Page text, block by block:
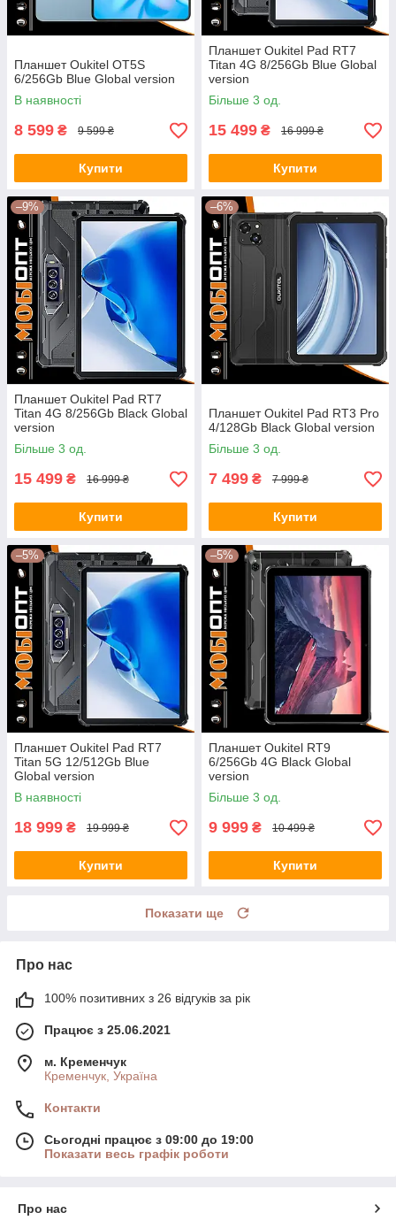
Планшет Oukitel OT5S
6/256Gb Blue Global version
В наявності
8 599 ₴ 9 599 ₴
Купити
Планшет Oukitel Pad RT7
Titan 4G 8/256Gb Blue Global
version
Більше 3 од.
15 499 ₴ 16 999 ₴
Купити
–9%
Планшет Oukitel Pad RT7
Titan 4G 8/256Gb Black Global
version
Більше 3 од.
15 499 ₴ 16 999 ₴
Купити
–6%
Планшет Oukitel Pad RT3 Pro
4/128Gb Black Global version
Більше 3 од.
7 499 ₴ 7 999 ₴
Купити
–5%
Планшет Oukitel Pad RT7
Titan 5G 12/512Gb Blue
Global version
В наявності
18 999 ₴ 19 999 ₴
Купити
–5%
Планшет Oukitel RT9
6/256Gb 4G Black Global
version
Більше 3 од.
9 999 ₴ 10 499 ₴
Купити
Показати ще
Про нас
100% позитивних з 26 відгуків за рік
Працює з 25.06.2021
м. Кременчук
Кременчук, Україна
Контакти
Сьогодні працює з 09:00 до 19:00
Показати весь графік роботи
Про нас